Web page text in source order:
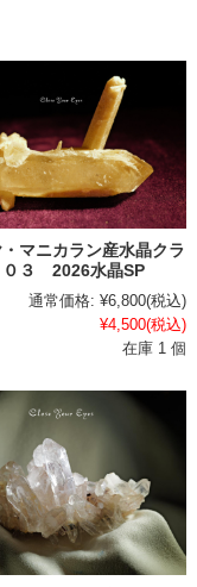
マニカラン産水晶クラ
３ 2026水晶SP
通常価格: ¥6,800(税込)
¥4,500(税込)
在庫 1 個